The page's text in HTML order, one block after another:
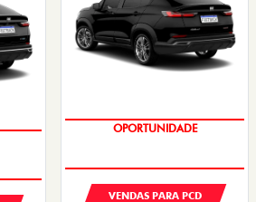
OPORTUNIDADE
VENDAS PARA PCD